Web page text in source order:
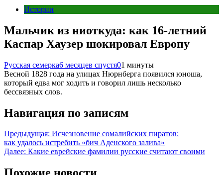
Истории
Мальчик из ниоткуда: как 16-летний
Каспар Хаузер шокировал Европу
Русская семерка6 месяцев спустя01 минуты
Весной 1828 года на улицах Нюрнберга появился юноша,
который едва мог ходить и говорил лишь несколько
бессвязных слов.
Навигация по записям
Предыдущая: Исчезновение сомалийских пиратов:
как удалось истребить «бич Аденского залива»
Далее: Какие еврейские фамилии русские считают своими